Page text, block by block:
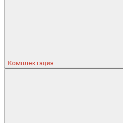
Комплектация